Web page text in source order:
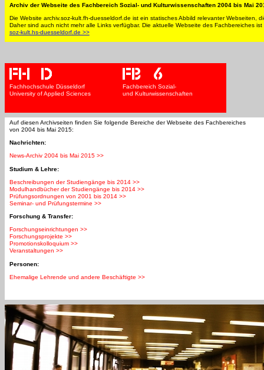
Archiv der Webseite des Fachbereich Sozial- und Kulturwissenschaften 2004 bis Mai
Die Website archiv.soz-kult.fh-duesseldorf.de ist ein statisches Abbild relevanter Webseiten,
Daher sind auch nicht mehr alle Links verfügbar. Die aktuelle Webseite des Fachbereiches
soz-kult.hs-duesseldorf.de >>
Fachhochschule Düsseldorf
University of Applied Sciences
Fachbereich Sozial-
und Kulturwissenschaften
Auf diesen Archivseiten finden Sie folgende Bereiche der Webseite des Fachbereiches
von 2004 bis Mai 2015:
Nachrichten:
News-Archiv 2004 bis Mai 2015 >>
Studium & Lehre:
Beschreibungen der Studiengänge bis 2014 >>
Modulhandbücher der Studiengänge bis 2014 >>
Prüfungsordnungen von 2001 bis 2014 >>
Seminar- und Prüfungstermine >>
Forschung & Transfer:
Forschungseinrichtungen >>
Forschungsprojekte >>
Promotionskolloquium >>
Veranstaltungen >>
Personen:
Ehemalige Lehrende und andere Beschäftigte >>